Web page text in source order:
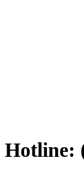
Hotline: